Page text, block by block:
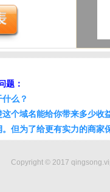
题：
么？
个域名能给你带来多少收
但为了给更有实力的商家
Copyright © 2017